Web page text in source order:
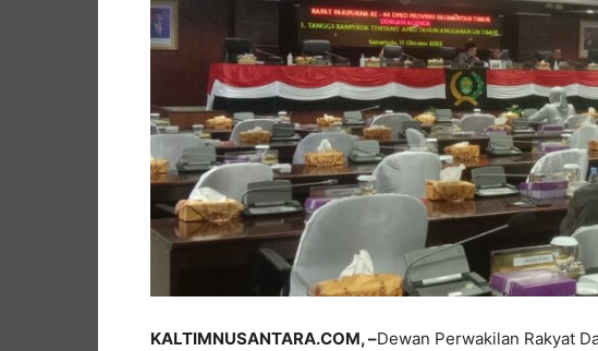
KALTIMNUSANTARA.COM, –Dewan Perwakilan Rakyat